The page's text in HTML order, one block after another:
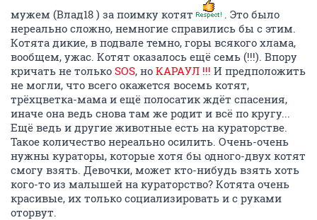
мужем (Влад18 ) за поимку котят
. Это было
нереально сложно, немногие справились бы с этим.
Котята дикие, в подвале темно, горы всякого хлама,
вообщем, ужас. Котят оказалось ещё семь (!!!). Впору
кричать не только SOS, но КАРАУЛ !!! И предположить
не могли, что всего окажется восемь котят,
трёхцветка-мама и ещё полосатик ждёт спасения,
иначе она ведь снова там же родит и всё по кругу...
Ещё ведь и другие животные есть на кураторстве.
Такое количество нереально осилить. Очень-очень
нужны кураторы, которые хотя бы одного-двух котят
смогу взять. Девочки, может кто-нибудь взять хоть
кого-то из малышей на кураторство? Котята очень
красивые, их только социализировать и с руками
оторвут.